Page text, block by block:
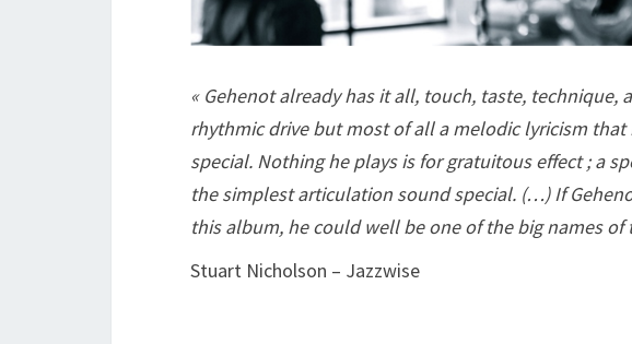
« Gehenot already has it all, touch, taste,
rhythmic drive but most of all a melodic lyricism that
special. Nothing he plays is for gratuitous effect ; a
the simplest articulation sound special. (…) If
this album, he could well be one of the big names of
Stuart Nicholson – Jazzwise